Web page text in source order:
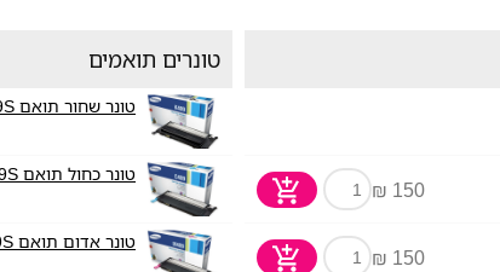
150 ₪
150 ₪
טונרים תואמים
טונר שחור תואם Samsung CLT-K409S
טונר כחול תואם Samsung CLT-C409S
טונר אדום תואם Samsung CLT-M409S